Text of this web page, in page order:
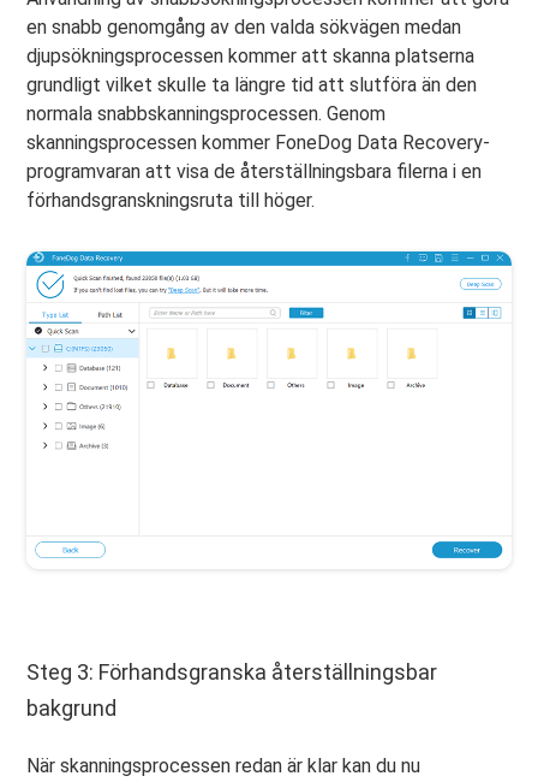
en snabb genomgång av den valda sökvägen medan
djupsökningsprocessen kommer att skanna platserna
grundligt vilket skulle ta längre tid att slutföra än den
normala snabbskanningsprocessen. Genom
skanningsprocessen kommer FoneDog Data Recovery-
programvaran att visa de återställningsbara filerna i en
förhandsgranskningsruta till höger.
Steg 3: Förhandsgranska återställningsbar
bakgrund
När skanningsprocessen redan är klar kan du nu